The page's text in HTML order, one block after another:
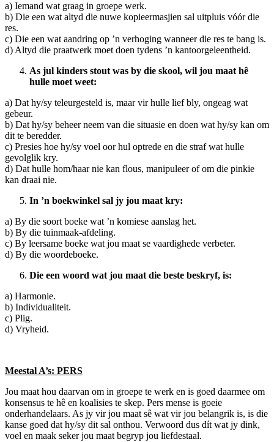
a) Iemand wat graag in groepe werk.
b) Die een wat altyd die nuwe kopieermasjien sal uitpluis vóór die
res.
c) Die een wat aandring op ’n verhoging wanneer die res te bang is.
d) Altyd die praatwerk moet doen tydens ’n kantoorgeleentheid.
As jul kinders stout was by die skool, wil jou maat hê
hulle moet weet:
a) Dat hy/sy teleurgesteld is, maar vir hulle lief bly, ongeag wat
gebeur.
b) Dat hy/sy beheer neem van die situasie en doen wat hy/sy kan om
dit te beredder.
c) Presies hoe hy/sy voel oor hul optrede en die straf wat hulle
gevolglik kry.
d) Dat hulle hom/haar nie kan flous, manipuleer of om die pinkie
kan draai nie.
In ’n boekwinkel sal jy jou maat kry:
a) By die soort boeke wat ’n komiese aanslag het.
b) By die tuinmaak-afdeling.
c) By leersame boeke wat jou maat se vaardighede verbeter.
d) By die woordeboeke.
Die een woord wat jou maat die beste beskryf, is:
a) Harmonie.
b) Individualiteit.
c) Plig.
d) Vryheid.
Meestal A’s: PERS
Jou maat hou daarvan om in groepe te werk en is goed daarmee om
konsensus te hê en koalisies te skep. Pers mense is goeie
onderhandelaars. As jy vir jou maat sê wat vir jou belangrik is, is die
kanse goed dat hy/sy dit sal onthou. Verwoord dus dít wat jy dink,
voel en maak seker jou maat begryp jou liefdestaal.